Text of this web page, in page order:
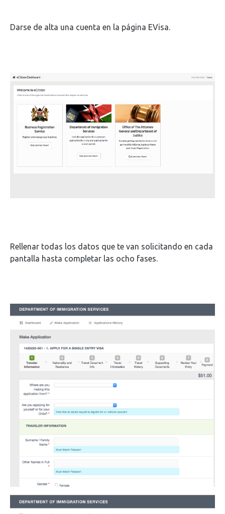
Darse de alta una cuenta en la página EVisa.
Rellenar todas los datos que te van solicitando en cada
pantalla hasta completar las ocho fases.